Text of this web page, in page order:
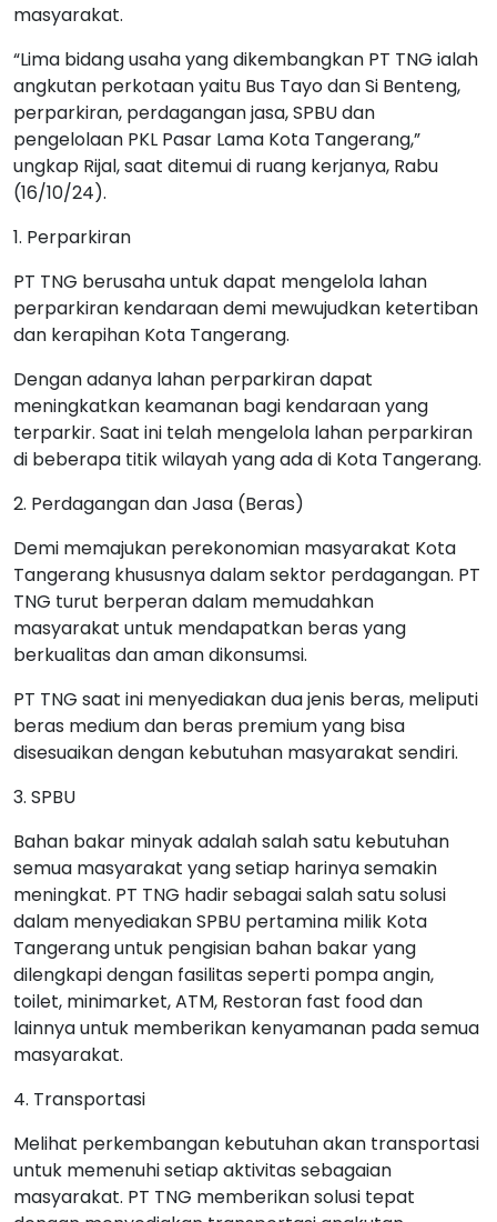
masyarakat.
“Lima bidang usaha yang dikembangkan PT TNG ialah
angkutan perkotaan yaitu Bus Tayo dan Si Benteng,
perparkiran, perdagangan jasa, SPBU dan
pengelolaan PKL Pasar Lama Kota Tangerang,”
ungkap Rijal, saat ditemui di ruang kerjanya, Rabu
(16/10/24).
1. Perparkiran
PT TNG berusaha untuk dapat mengelola lahan
perparkiran kendaraan demi mewujudkan ketertiban
dan kerapihan Kota Tangerang.
Dengan adanya lahan perparkiran dapat
meningkatkan keamanan bagi kendaraan yang
terparkir. Saat ini telah mengelola lahan perparkiran
di beberapa titik wilayah yang ada di Kota Tangerang.
2. Perdagangan dan Jasa (Beras)
Demi memajukan perekonomian masyarakat Kota
Tangerang khususnya dalam sektor perdagangan. PT
TNG turut berperan dalam memudahkan
masyarakat untuk mendapatkan beras yang
berkualitas dan aman dikonsumsi.
PT TNG saat ini menyediakan dua jenis beras, meliputi
beras medium dan beras premium yang bisa
disesuaikan dengan kebutuhan masyarakat sendiri.
3. SPBU
Bahan bakar minyak adalah salah satu kebutuhan
semua masyarakat yang setiap harinya semakin
meningkat. PT TNG hadir sebagai salah satu solusi
dalam menyediakan SPBU pertamina milik Kota
Tangerang untuk pengisian bahan bakar yang
dilengkapi dengan fasilitas seperti pompa angin,
toilet, minimarket, ATM, Restoran fast food dan
lainnya untuk memberikan kenyamanan pada semua
masyarakat.
4. Transportasi
Melihat perkembangan kebutuhan akan transportasi
untuk memenuhi setiap aktivitas sebagaian
masyarakat. PT TNG memberikan solusi tepat